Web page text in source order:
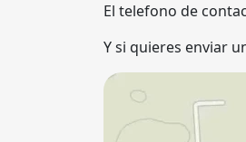
El telefono de
Y si quieres enviar